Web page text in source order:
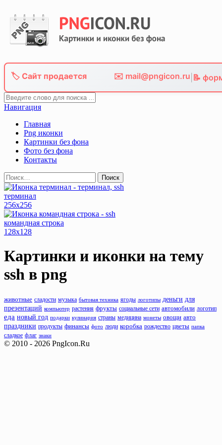
Skip
content
🏷️ Сайт продается ✉️ mail@pngicon.ru 📝
Навигация
Главная
Png иконки
Картинки без фона
Фото без фона
Контакты
Найти:
терминал
256x256
командная строка
128x128
Картинки и иконки на тему
ssh в png
животные сладости музыка бытовая техника ягоды логотипы деньги для
презентаций компьютер растения фрукты социальные сети автомобили логотип
еда новый год подарки кулинария страны медицина монеты овощи авто
праздники продукты финансы фото люди коробка рождество цветы папка
сладкое флаг знаки
© 2010 - 2026 PngIcon.Ru